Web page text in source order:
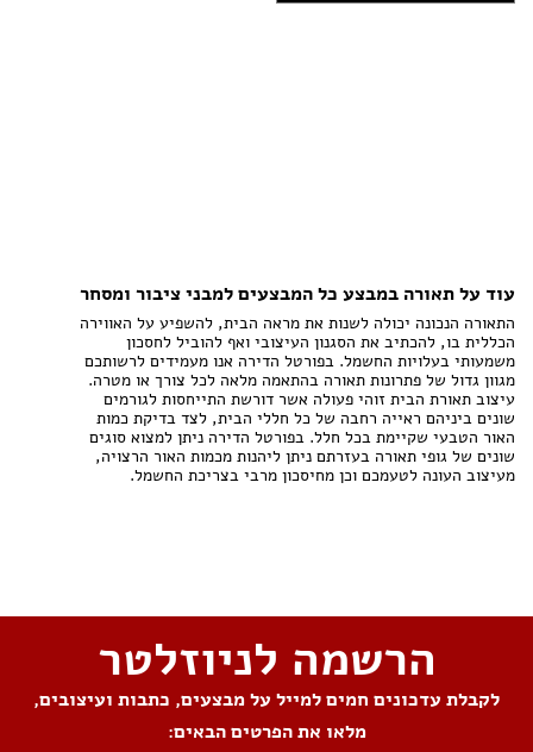
עוד על תאורה במבצע כל המבצעים למבני ציבור ומסחר
התאורה הנכונה יכולה לשנות את מראה הבית, להשפיע על האווירה
הכללית בו, להכתיב את הסגנון העיצובי ואף להוביל לחסכון
משמעותי בעלויות החשמל. בפורטל הדירה אנו מעמידים לרשותכם
מגוון גדול של פתרונות תאורה בהתאמה מלאה לכל צורך או מטרה.
עיצוב תאורת הבית זוהי פעולה אשר דורשת התייחסות לגורמים
שונים ביניהם ראייה רחבה של כל חללי הבית, לצד בדיקת כמות
האור הטבעי שקיימת בכל חלל. בפורטל הדירה ניתן למצוא סוגים
שונים של גופי תאורה בעזרתם ניתן ליהנות מכמות האור הרצויה,
מעיצוב העונה לטעמכם וכן מחיסכון מרבי בצריכת החשמל.
הרשמה לניוזלטר
לקבלת עדכונים חמים למייל על מבצעים, כתבות ועיצובים,
מלאו את הפרטים הבאים: